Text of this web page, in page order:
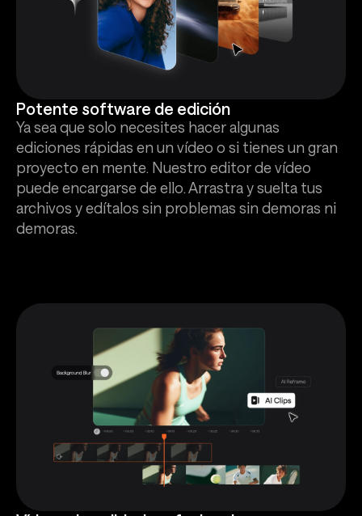
Potente software de edición
Ya sea que solo necesites hacer algunas
ediciones rápidas en un vídeo o si tienes un gran
proyecto en mente. Nuestro editor de vídeo
puede encargarse de ello. Arrastra y suelta tus
archivos y edítalos sin problemas sin demoras ni
demoras.